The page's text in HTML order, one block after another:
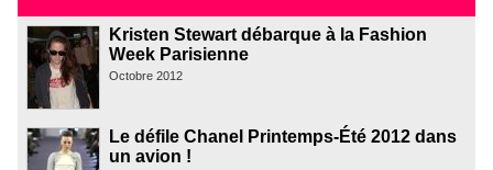
Kristen Stewart débarque à la Fashion
Week Parisienne
Octobre 2012
Le défile Chanel Printemps-Été 2012 dans
un avion !